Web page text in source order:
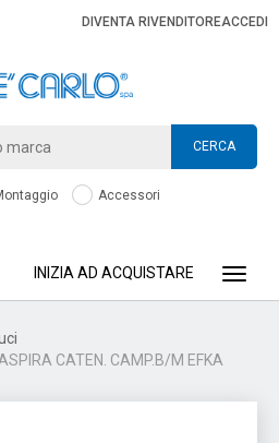
DIVENTA RIVENDITOREACCEDI
CERCA
Accessori
INIZIA AD ACQUISTARE
CATEN. CAMP.B/M EFKA